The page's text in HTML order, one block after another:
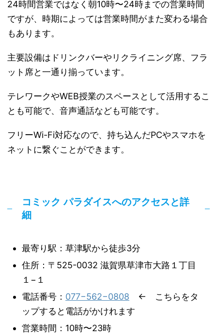
24時間営業ではなく朝10時〜24時までの営業時間
ですが、時期によっては営業時間がまた変わる場合
もあります。
主要設備はドリンクバーやリクライニング席、フラ
ット席と一通り揃っています。
テレワークやWEB授業のスペースとして活用するこ
とも可能で、音声通話なども可能です。
フリーWi-Fi対応なので、持ち込んだPCやスマホを
ネットに繋ぐことができます。
コミック パラダイスへのアクセスと詳
細
最寄り駅：草津駅から徒歩3分
住所：〒525-0032 滋賀県草津市大路１丁目
１−１
電話番号： 077−562−0808 ← こちらをタ
ップすると電話がかけれます
営業時間：10時〜23時